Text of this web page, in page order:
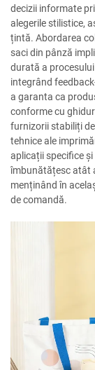
decizii informate
alegerile stilistice,
țintă. Abordarea
saci din pânză
durată a
integrând
a garanta ca
conforme cu
furnizorii stabiliți
tehnice ale
aplicații specifice
îmbunătățesc atât
menținând în
de comandă.